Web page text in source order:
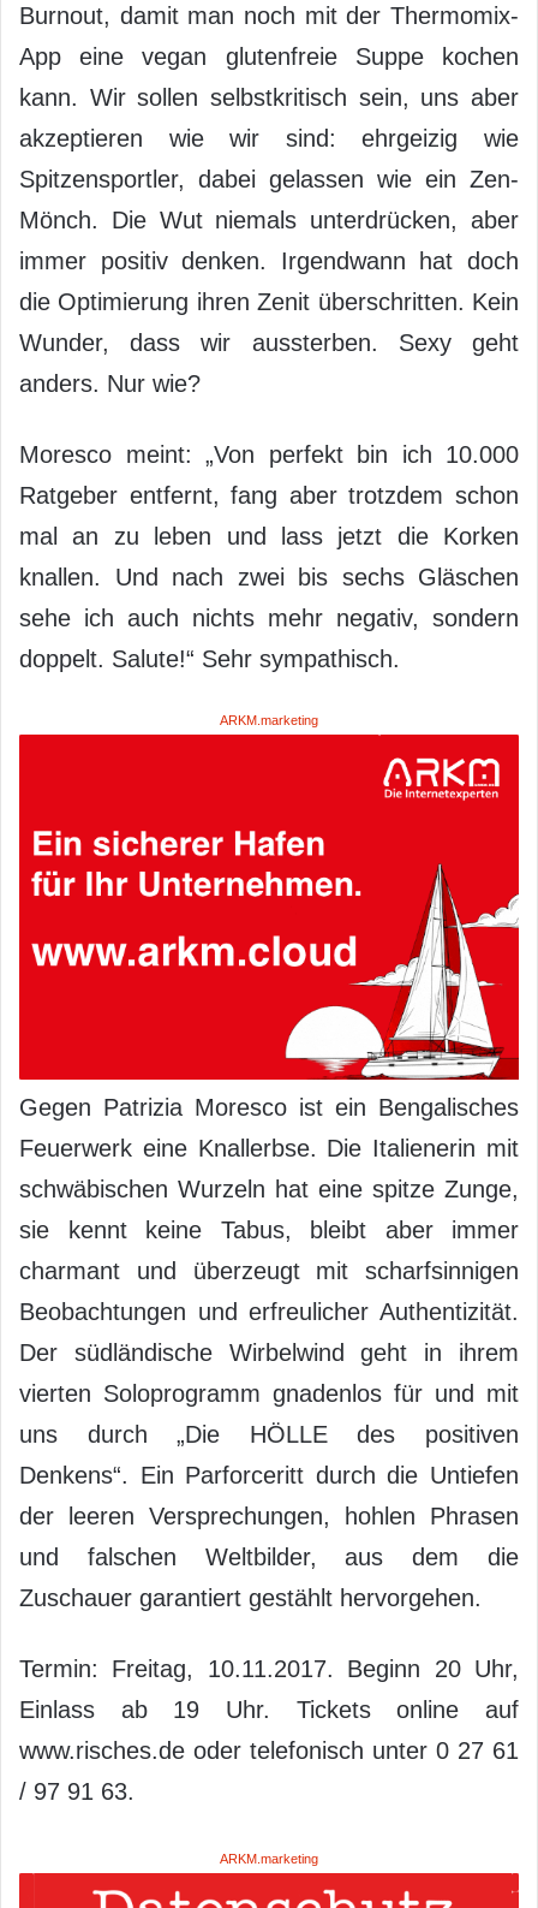
Burnout, damit man noch mit der Thermomix-
App eine vegan glutenfreie Suppe kochen
kann. Wir sollen selbstkritisch sein, uns aber
akzeptieren wie wir sind: ehrgeizig wie
Spitzensportler, dabei gelassen wie ein Zen-
Mönch. Die Wut niemals unterdrücken, aber
immer positiv denken. Irgendwann hat doch
die Optimierung ihren Zenit überschritten. Kein
Wunder, dass wir aussterben. Sexy geht
anders. Nur wie?
Moresco meint: „Von perfekt bin ich 10.000
Ratgeber entfernt, fang aber trotzdem schon
mal an zu leben und lass jetzt die Korken
knallen. Und nach zwei bis sechs Gläschen
sehe ich auch nichts mehr negativ, sondern
doppelt. Salute!“ Sehr sympathisch.
ARKM.marketing
Gegen Patrizia Moresco ist ein Bengalisches
Feuerwerk eine Knallerbse. Die Italienerin mit
schwäbischen Wurzeln hat eine spitze Zunge,
sie kennt keine Tabus, bleibt aber immer
charmant und überzeugt mit scharfsinnigen
Beobachtungen und erfreulicher Authentizität.
Der südländische Wirbelwind geht in ihrem
vierten Soloprogramm gnadenlos für und mit
uns durch „Die HÖLLE des positiven
Denkens“. Ein Parforceritt durch die Untiefen
der leeren Versprechungen, hohlen Phrasen
und falschen Weltbilder, aus dem die
Zuschauer garantiert gestählt hervorgehen.
Termin: Freitag, 10.11.2017. Beginn 20 Uhr,
Einlass ab 19 Uhr. Tickets online auf
www.risches.de oder telefonisch unter 0 27 61
/ 97 91 63.
ARKM.marketing